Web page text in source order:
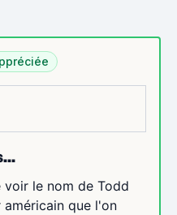
le nom de Todd
américain que l'on